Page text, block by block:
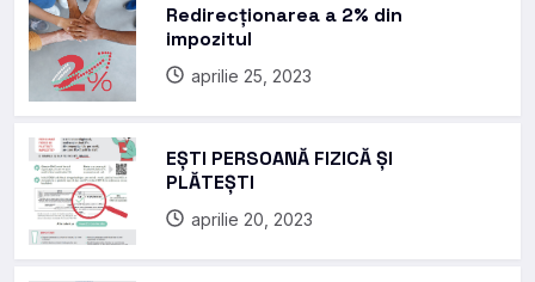
Redirecționarea a 2% din
impozitul
aprilie 25, 2023
EȘTI PERSOANĂ FIZICĂ ȘI
PLĂTEȘTI
aprilie 20, 2023